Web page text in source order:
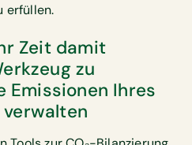
erfüllen.
Zeit damit
zu
Emissionen Ihres